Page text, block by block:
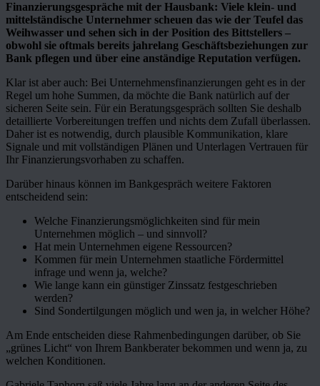
Finanzierungsgespräche mit der Hausbank: Viele klein- und
mittelständische Unternehmer scheuen das wie der Teufel das
Weihwasser und sehen sich in der Position des Bittstellers –
obwohl sie oftmals bereits jahrelang Geschäftsbeziehungen zur
Bank pflegen und über eine anständige Reputation verfügen.
Klar ist aber auch: Bei Unternehmensfinanzierungen geht es in der
Regel um hohe Summen, da möchte die Bank natürlich auf der
sicheren Seite sein. Für ein Beratungsgespräch sollten Sie deshalb
detaillierte Vorbereitungen treffen und nichts dem Zufall überlassen.
Daher ist es notwendig, durch plausible Kommunikation, klare
Signale und mit vollständigen Plänen und Unterlagen Vertrauen für
Ihr Finanzierungsvorhaben zu schaffen.
Darüber hinaus können im Bankgespräch weitere Faktoren
entscheidend sein:
Welche Finanzierungsmöglichkeiten sind für mein
Unternehmen möglich – und sinnvoll?
Hat mein Unternehmen eigene Ressourcen?
Kommen für mein Unternehmen staatliche Fördermittel
infrage und wenn ja, welche?
Wie lange kann ein günstiger Zinssatz festgeschrieben
werden?
Sind Sondertilgungen möglich und wen ja, in welcher Höhe?
Am Ende entscheiden diese Rahmenbedingungen darüber, ob Sie
„grünes Licht“ von Ihrem Bankberater bekommen und wenn ja, zu
welchen Konditionen.